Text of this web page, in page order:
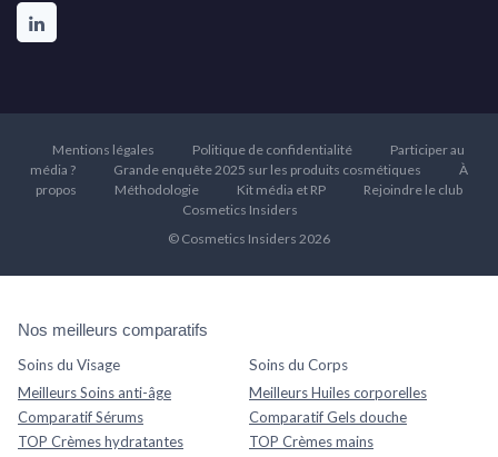
Mentions légales Politique de confidentialité
Participer au
média ?
Grande enquête 2025 sur les produits cosmétiques
À
propos
Méthodologie Kit média et RP
Rejoindre le club
Cosmetics Insiders
© Cosmetics Insiders 2026
Nos meilleurs comparatifs
Soins du Visage
Meilleurs Soins anti-âge
Comparatif Sérums
TOP Crèmes hydratantes
Soins du Corps
Meilleurs Huiles corporelles
Comparatif Gels douche
TOP Crèmes mains